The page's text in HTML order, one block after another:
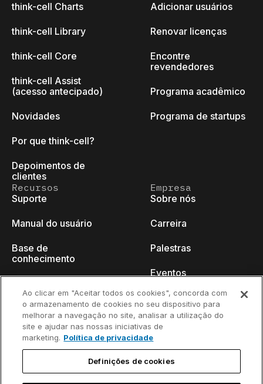
think-cell Charts
think-cell Library
think-cell Core
think-cell Assist
(acesso antecipado)
Novidades
Por que think-cell?
Depoimentos de
clientes
Adicionar usuários
Renovar licenças
Encontre
revendedores
Programa acadêmico
Programa de startups
Recursos
Suporte
Manual do usuário
Base de
conhecimento
Tutoriais em vídeo
Centro de conteúdo
Empresa
Sobre nós
Carreira
Palestras
Eventos
Blog do programador
Fale conosco
Ao clicar em "Aceitar todos os cookies", concorda com
o armazenamento de cookies no seu dispositivo para
melhorar a navegação no site, analisar a utilização do
site e ajudar nas nossas iniciativas de
marketing. Política de privacidade
Definições de cookies